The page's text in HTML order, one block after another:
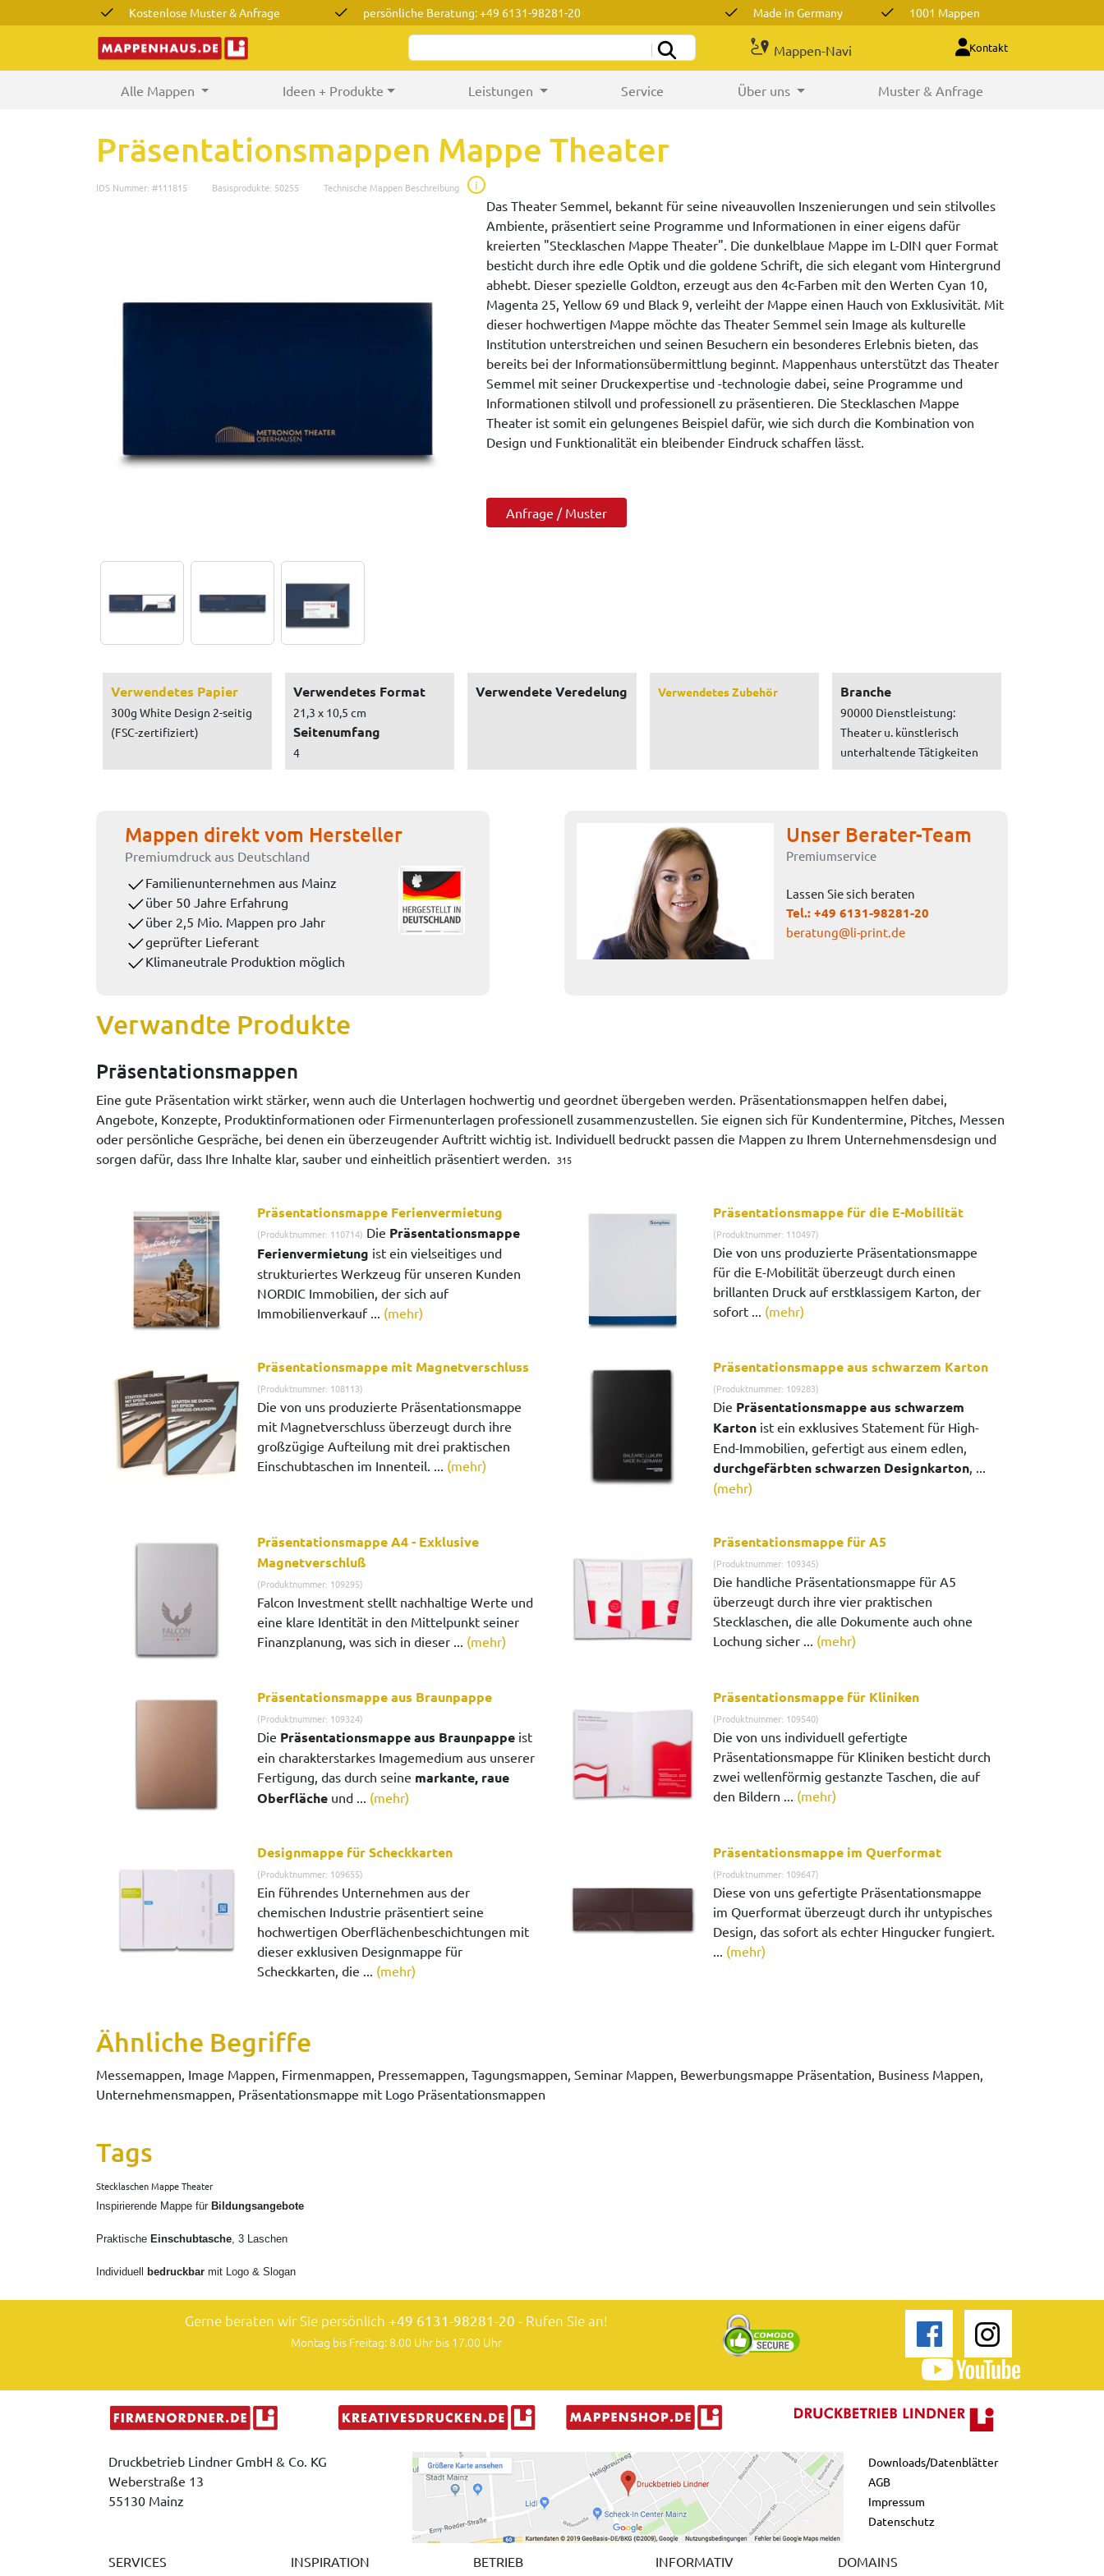
Kostenlose Muster & Anfrage persönliche Beratung: +49 6131-98281-20 Made in Germany 1001 Mappen
Mappen-Navi Kontakt
Alle Mappen (current) Ideen + Produkte Leistungen Service Über uns Muster & Anfrage
Präsentationsmappen Mappe Theater
IDS Nummer: #111815 Basisprodukte: 50255 Technische Mappen Beschreibung i
Das Theater Semmel, bekannt für seine niveauvollen Inszenierungen und sein stilvolles
Ambiente, präsentiert seine Programme und Informationen in einer eigens dafür
kreierten "Stecklaschen Mappe Theater". Die dunkelblaue Mappe im L-DIN quer Format
besticht durch ihre edle Optik und die goldene Schrift, die sich elegant vom Hintergrund
abhebt. Dieser spezielle Goldton, erzeugt aus den 4c-Farben mit den Werten Cyan 10,
Magenta 25, Yellow 69 und Black 9, verleiht der Mappe einen Hauch von Exklusivität. Mit
dieser hochwertigen Mappe möchte das Theater Semmel sein Image als kulturelle
Institution unterstreichen und seinen Besuchern ein besonderes Erlebnis bieten, das
bereits bei der Informationsübermittlung beginnt. Mappenhaus unterstützt das Theater
Semmel mit seiner Druckexpertise und -technologie dabei, seine Programme und
Informationen stilvoll und professionell zu präsentieren. Die Stecklaschen Mappe
Theater ist somit ein gelungenes Beispiel dafür, wie sich durch die Kombination von
Design und Funktionalität ein bleibender Eindruck schaffen lässt.
Anfrage / Muster
Verwendetes Papier
300g White Design 2-seitig
(FSC-zertifiziert)
Verwendetes Format
21,3 x 10,5 cm
Seitenumfang
4
Verwendete Veredelung Verwendetes Zubehör Branche
90000 Dienstleistung:
Theater u. künstlerisch
unterhaltende Tätigkeiten
Mappen direkt vom Hersteller
Premiumdruck aus Deutschland
Familienunternehmen aus Mainz
über 50 Jahre Erfahrung
über 2,5 Mio. Mappen pro Jahr
geprüfter Lieferant
Klimaneutrale Produktion möglich
Unser Berater-Team
Premiumservice
Lassen Sie sich beraten
Tel.: +49 6131-98281-20
beratung@li-print.de
Verwandte Produkte
Präsentationsmappen
Eine gute Präsentation wirkt stärker, wenn auch die Unterlagen hochwertig und geordnet übergeben werden. Präsentationsmappen helfen dabei,
Angebote, Konzepte, Produktinformationen oder Firmenunterlagen professionell zusammenzustellen. Sie eignen sich für Kundentermine, Pitches, Messen
oder persönliche Gespräche, bei denen ein überzeugender Auftritt wichtig ist. Individuell bedruckt passen die Mappen zu Ihrem Unternehmensdesign und
sorgen dafür, dass Ihre Inhalte klar, sauber und einheitlich präsentiert werden.
315
Präsentationsmappe Ferienvermietung
(Produktnummer: 110714) Die Präsentationsmappe
Ferienvermietung ist ein vielseitiges und
strukturiertes Werkzeug für unseren Kunden
NORDIC Immobilien, der sich auf
Immobilienverkauf ... (mehr)
Präsentationsmappe für die E-Mobilität
(Produktnummer: 110497)
Die von uns produzierte Präsentationsmappe
für die E-Mobilität überzeugt durch einen
brillanten Druck auf erstklassigem Karton, der
sofort ... (mehr)
Präsentationsmappe mit Magnetverschluss
(Produktnummer: 108113)
Die von uns produzierte Präsentationsmappe
mit Magnetverschluss überzeugt durch ihre
großzügige Aufteilung mit drei praktischen
Einschubtaschen im Innenteil. ... (mehr)
Präsentationsmappe aus schwarzem Karton
(Produktnummer: 109283)
Die Präsentationsmappe aus schwarzem
Kartonist ein exklusives Statement für High-
End-Immobilien, gefertigt aus einem edlen,
durchgefärbten schwarzen Designkarton, ...
(mehr)
Präsentationsmappe A4 - Exklusive
Magnetverschluß
(Produktnummer: 109295)
Falcon Investment stellt nachhaltige Werte und
eine klare Identität in den Mittelpunkt seiner
Finanzplanung, was sich in dieser ... (mehr)
Präsentationsmappe für A5
(Produktnummer: 109345)
Die handliche Präsentationsmappe für A5
überzeugt durch ihre vier praktischen
Stecklaschen, die alle Dokumente auch ohne
Lochung sicher ... (mehr)
Präsentationsmappe aus Braunpappe
(Produktnummer: 109324)
Die Präsentationsmappe aus Braunpappeist
ein charakterstarkes Imagemedium aus unserer
Fertigung, das durch seine markante, raue
Oberflächeund ... (mehr)
Präsentationsmappe für Kliniken
(Produktnummer: 109540)
Die von uns individuell gefertigte
Präsentationsmappe für Kliniken besticht durch
zwei wellenförmig gestanzte Taschen, die auf
den Bildern ... (mehr)
Designmappe für Scheckkarten
(Produktnummer: 109655)
Ein führendes Unternehmen aus der
chemischen Industrie präsentiert seine
hochwertigen Oberflächenbeschichtungen mit
dieser exklusiven Designmappe für
Scheckkarten, die ... (mehr)
Präsentationsmappe im Querformat
(Produktnummer: 109647)
Diese von uns gefertigte Präsentationsmappe
im Querformat überzeugt durch ihr untypisches
Design, das sofort als echter Hingucker fungiert.
... (mehr)
Ähnliche Begriffe
Messemappen, Image Mappen, Firmenmappen, Pressemappen, Tagungsmappen, Seminar Mappen, Bewerbungsmappe Präsentation, Business Mappen,
Unternehmensmappen, Präsentationsmappe mit Logo Präsentationsmappen
Tags
Stecklaschen Mappe Theater
Inspirierende Mappe für Bildungsangebote
Praktische Einschubtasche, 3 Laschen
Individuell bedruckbar mit Logo & Slogan
Gerne beraten wir Sie persönlich +49 6131-98281-20 - Rufen Sie an!
Montag bis Freitag: 8.00 Uhr bis 17.00 Uhr
Druckbetrieb Lindner GmbH & Co. KG
Weberstraße 13
55130 Mainz
Downloads/Datenblätter
AGB
Impressum
Datenschutz
SERVICES
INSPIRATION
BETRIEB
INFORMATIV
DOMAINS